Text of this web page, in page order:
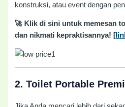
konstruksi, atau event dengan
🚀 Klik di sini untuk memesan
dan nikmati kepraktisannya! [
2.Toilet Portable